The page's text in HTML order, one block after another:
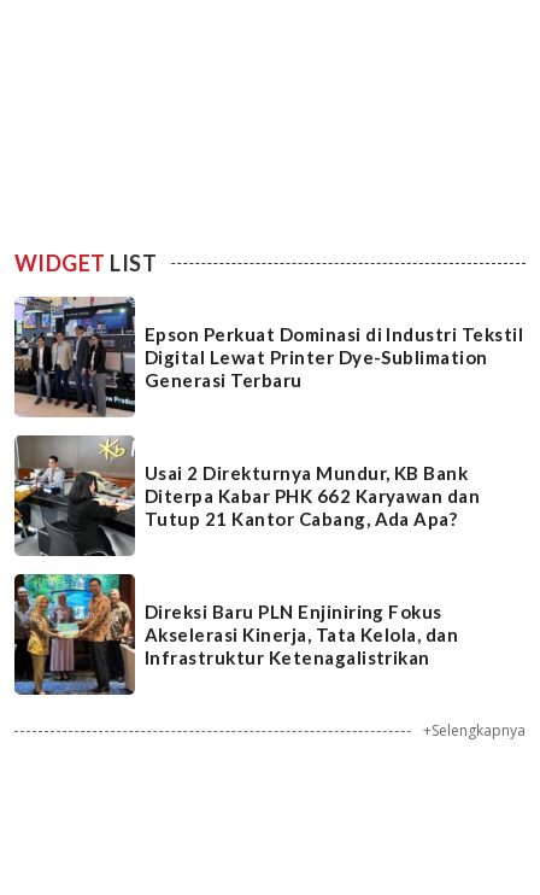
WIDGET LIST
Epson Perkuat Dominasi di Industri Tekstil
Digital Lewat Printer Dye-Sublimation
Generasi Terbaru
Usai 2 Direkturnya Mundur, KB Bank
Diterpa Kabar PHK 662 Karyawan dan
Tutup 21 Kantor Cabang, Ada Apa?
Direksi Baru PLN Enjiniring Fokus
Akselerasi Kinerja, Tata Kelola, dan
Infrastruktur Ketenagalistrikan
+Selengkapnya